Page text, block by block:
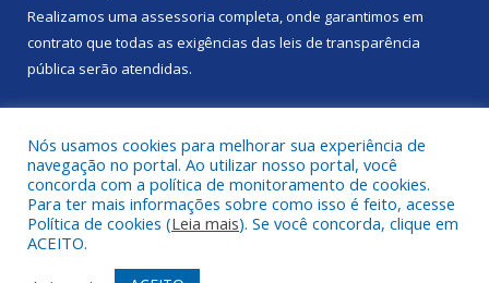
Realizamos uma assessoria completa, onde garantimos em
contrato que todas as exigências das leis de transparência
pública serão atendidas.
Todos os direitos reservados a Câmara Municipal de Portel.
Nós usamos cookies para melhorar sua experiência de
navegação no portal. Ao utilizar nosso portal, você
concorda com a política de monitoramento de cookies.
Para ter mais informações sobre como isso é feito, acesse
Política de cookies (Leia mais). Se você concorda, clique em
ACEITO.